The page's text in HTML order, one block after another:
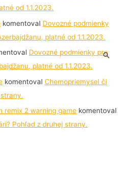
od 1.1.2023.
komentoval Dovozné podmienky
platné od 1.1.2023.
Dovozné podmienky pre
platné od 1.1.2023.
komentoval Chemopriemysel či
remix 2 warning game komentoval
Pohľad z druhej strany.